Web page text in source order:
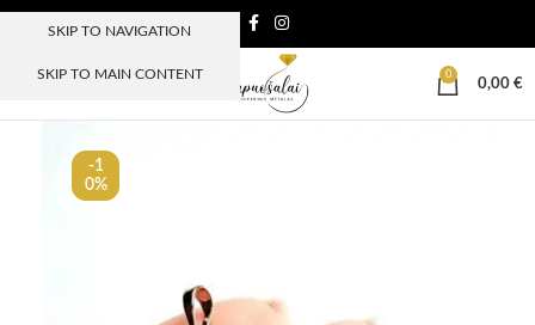
SKIP TO NAVIGATION
SKIP TO MAIN CONTENT
MENIU
0
0,00 €
-1
0%